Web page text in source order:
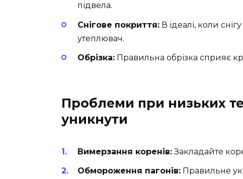
підвела.
Снігове покриття: В ідеалі, коли
утеплювач.
Обрізка: Правильна обрізка сприяє
Проблеми при низьких
уникнути
Вимерзання коренів:Закладайте
Обмороження пагонів: Правильне